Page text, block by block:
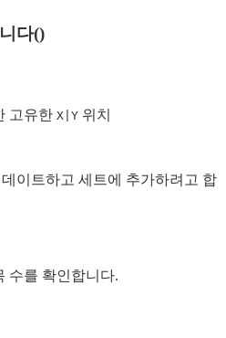
다()
고유한 X|Y 위치
이트하고 세트에 추가하려고 합
수를 확인합니다.